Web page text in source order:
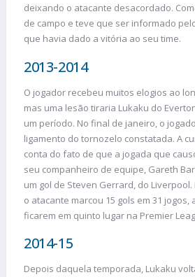
deixando o atacante desacordado.
de campo e teve que ser informado
que havia dado a vitória ao seu time.
2013-2014
O jogador recebeu muitos elogios ao
mas uma lesão tiraria Lukaku do
um período. No final de janeiro, o
ligamento do tornozelo constatada. A
conta do fato de que a jogada que
seu companheiro de equipe, Gareth
um gol de Steven Gerrard, do
o atacante marcou 15 gols em 31 jogos,
ficarem em quinto lugar na Premier
2014-15
Depois daquela temporada, Lukaku